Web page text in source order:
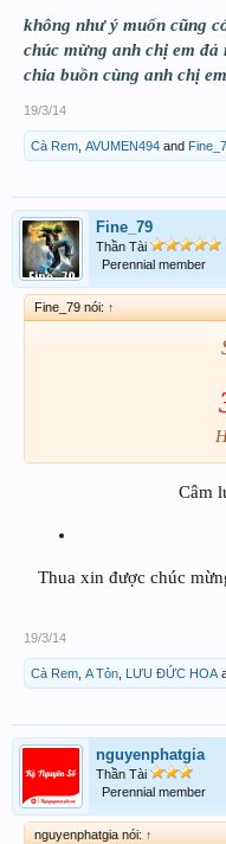
không như ý muốn cũng
chúc mừng anh chị em đả
chia buồn cùng anh chị
19/3/14
Cà Rem AVUMEN494 and
Fine_79
Thần Tài
Perennial member
Fine_79 nói: ↑
Câm
Thua xin được chúc
19/3/14
Cà Rem A Tỏn LƯU ĐỨC HOA
nguyenphatgia
Thần Tài
Perennial member
nguyenphatgia nói: ↑